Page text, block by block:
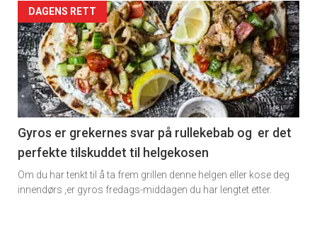
Forsiden
akkurat
nå
-
2
DAGENS RETT
Gyros er grekernes svar på rullekebab og er det
perfekte tilskuddet til helgekosen
Om du har tenkt til å ta frem grillen denne helgen eller kose deg
innendørs ,er gyros fredags-middagen du har lengtet etter.